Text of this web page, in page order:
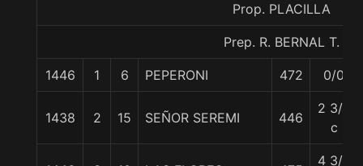
Prop. PLACILLA
Prep. R. BERNAL T.
1446 1 6 PEPERONI 472 0/0
1438 2 15 SEÑOR SEREMI 446
2 3/4
c
4 3/4